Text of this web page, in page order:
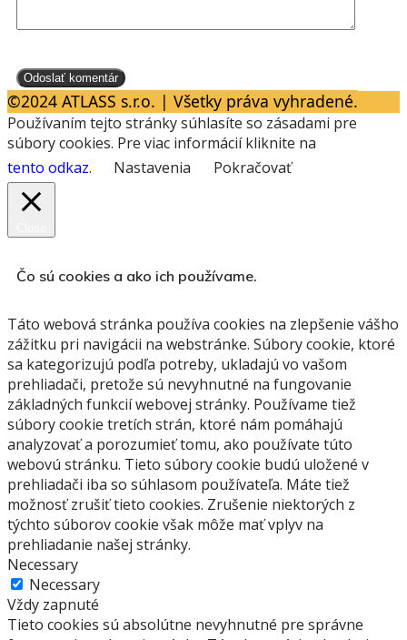
©2024 ATLASS s.r.o. | Všetky práva vyhradené.
Používaním tejto stránky súhlasíte so zásadami pre
súbory cookies. Pre viac informácií kliknite na
tento odkaz. Nastavenia Pokračovať
Čo sú cookies a ako ich používame.
Táto webová stránka používa cookies na zlepšenie vášho
zážitku pri navigácii na webstránke. Súbory cookie, ktoré
sa kategorizujú podľa potreby, ukladajú vo vašom
prehliadači, pretože sú nevyhnutné na fungovanie
základných funkcií webovej stránky. Používame tiež
súbory cookie tretích strán, ktoré nám pomáhajú
analyzovať a porozumieť tomu, ako používate túto
webovú stránku. Tieto súbory cookie budú uložené v
prehliadači iba so súhlasom používateľa. Máte tiež
možnosť zrušiť tieto cookies. Zrušenie niektorých z
týchto súborov cookie však môže mať vplyv na
prehliadanie našej stránky.
Necessary
Necessary
Vždy zapnuté
Tieto cookies sú absolútne nevyhnutné pre správne